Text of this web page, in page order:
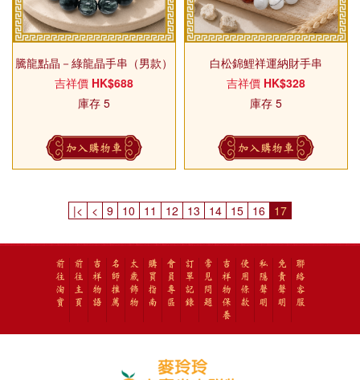
騰龍點晶－綠龍晶手串（男款）
吉祥價 HK$688
庫存 5
加入購物車
白松錦鯉祥運納財手串
吉祥價 HK$328
庫存 5
加入購物車
|< < 9 10 11 12 13 14 15 16 17
前
往
淘
寶
前
往
主
頁
吉
祥
物
語
名
師
推
薦
太
歲
飾
物
購
買
指
南
會
員
專
區
訂
單
記
錄
常
見
問
題
吉
祥
物
保
養
使
用
條
款
私
隱
聲
明
免
責
聲
明
聯
絡
客
服